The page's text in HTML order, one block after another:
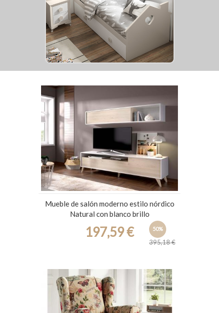
Mueble de salón moderno estilo nórdico
Natural con blanco brillo
50%
395,18 €
197,59 €